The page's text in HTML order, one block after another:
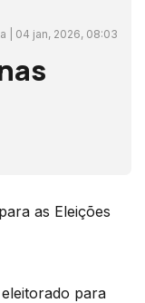
| 04 jan, 2026, 08:03
as Eleições
para